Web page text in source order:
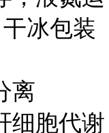
冰包装
离
细胞代谢